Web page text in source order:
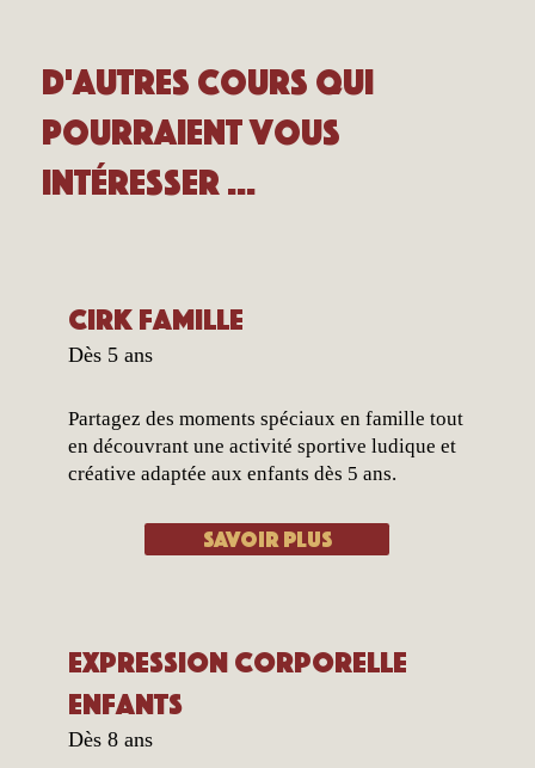
D'autres cours qui
pourraient vous
intéresser ...
Cirk famille
Dès 5 ans
Partagez des moments spéciaux en famille tout
en découvrant une activité sportive ludique et
créative adaptée aux enfants dès 5 ans.
Savoir plus
Expression corporelle
enfants
Dès 8 ans